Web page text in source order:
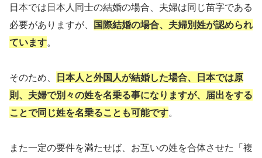
日本では​日本人同士の結婚の場合、夫婦は同じ苗字である
必要がありますが、 国際結婚の場合、夫婦別姓が認められ
ています。
そのため、 日本人と外国人が結婚した場合、日本では原
則、夫婦で別々の姓を名乗る事になりますが、届出をする
ことで同じ姓を名乗ることも可能です。
また一定の要件を満たせば、お互いの姓を合体させた「複